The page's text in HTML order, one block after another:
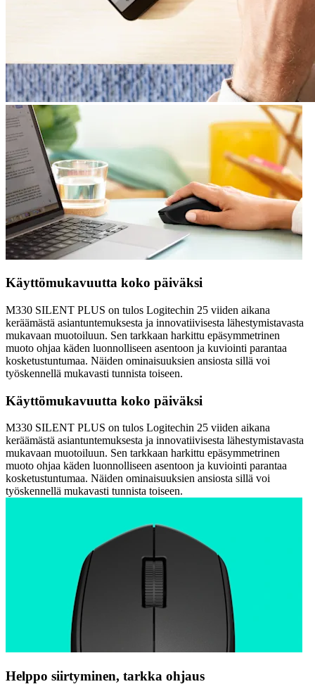
Käyttömukavuutta koko päiväksi
M330 SILENT PLUS on tulos Logitechin 25 viiden aikana
keräämästä asiantuntemuksesta ja innovatiivisesta lähestymistavasta
mukavaan muotoiluun. Sen tarkkaan harkittu epäsymmetrinen
muoto ohjaa käden luonnolliseen asentoon ja kuviointi parantaa
kosketustuntumaa. Näiden ominaisuuksien ansiosta sillä voi
työskennellä mukavasti tunnista toiseen.
Käyttömukavuutta koko päiväksi
M330 SILENT PLUS on tulos Logitechin 25 viiden aikana
keräämästä asiantuntemuksesta ja innovatiivisesta lähestymistavasta
mukavaan muotoiluun. Sen tarkkaan harkittu epäsymmetrinen
muoto ohjaa käden luonnolliseen asentoon ja kuviointi parantaa
kosketustuntumaa. Näiden ominaisuuksien ansiosta sillä voi
työskennellä mukavasti tunnista toiseen.
Helppo siirtyminen, tarkka ohjaus